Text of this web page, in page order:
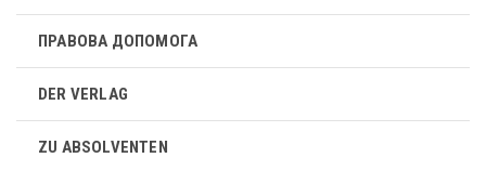
ПРАВОВА ДОПОМОГА
DER VERLAG
ZU ABSOLVENTEN